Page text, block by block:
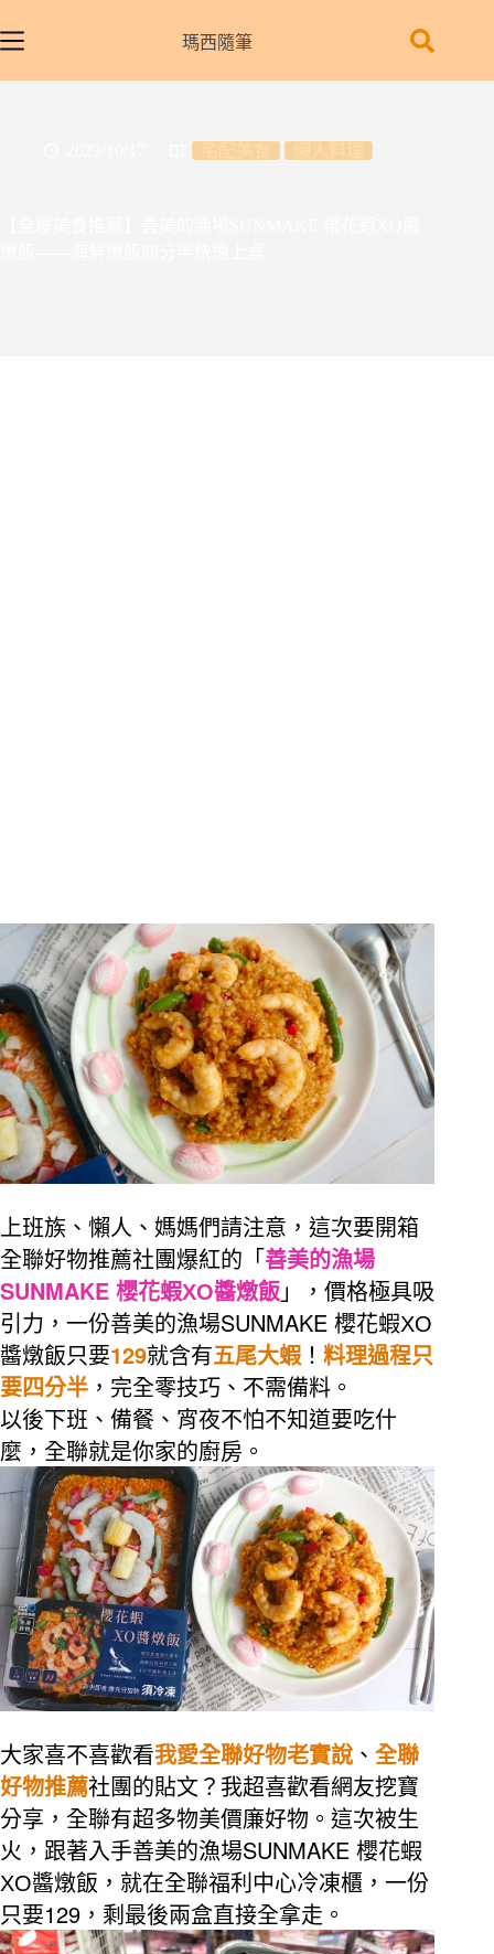
至
瑪西隨筆
上班族、懶人、媽媽們請注意，這次要開箱
全聯好物推薦社團爆紅的「 善美的漁場
SUNMAKE 櫻花蝦XO醬燉飯 」，價格極具吸
引力，一份善美的漁場SUNMAKE 櫻花蝦XO
醬燉飯只要129就含有五尾大蝦 ！ 料理過程只
要四分半 ，完全零技巧、不需備料。
以後下班、備餐、宵夜不怕不知道要吃什
麼，全聯就是你家的廚房。
大家喜不喜歡看我愛全聯好物老實說 、 全聯
好物推薦社團的貼文？我超喜歡看網友挖寶
分享，全聯有超多物美價廉好物。這次被生
火，跟著入手善美的漁場SUNMAKE 櫻花蝦
XO醬燉飯，就在全聯福利中心冷凍櫃，一份
只要129 ，剩最後兩盒直接全拿走。